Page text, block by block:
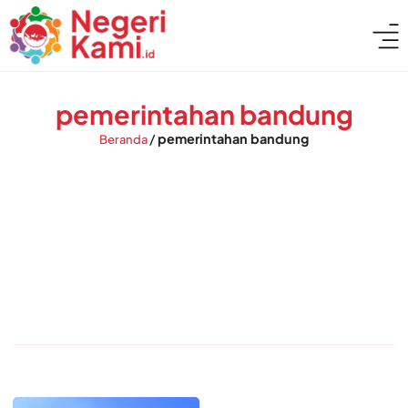
pemerintahan bandung
Beranda/pemerintahan bandung